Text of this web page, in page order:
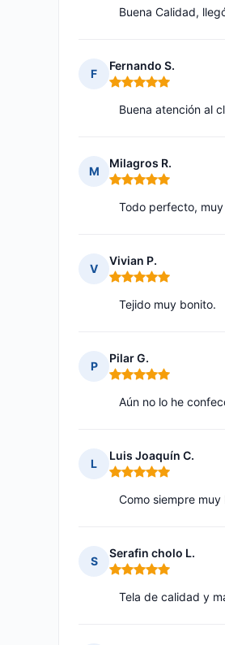
Buena Calidad,
F
Fernando S.
Nota: 5 de 5
Buena atención al
M
Milagros R.
Nota: 5 de 5
Todo perfecto,
V
Vivian P.
Nota: 5 de 5
Tejido muy bonito.
P
Pilar G.
Nota: 5 de 5
Aún no lo he
L
Luis Joaquín C.
Nota: 5 de 5
Como siempre muy
S
Serafin cholo L.
Nota: 5 de 5
Tela de calidad y